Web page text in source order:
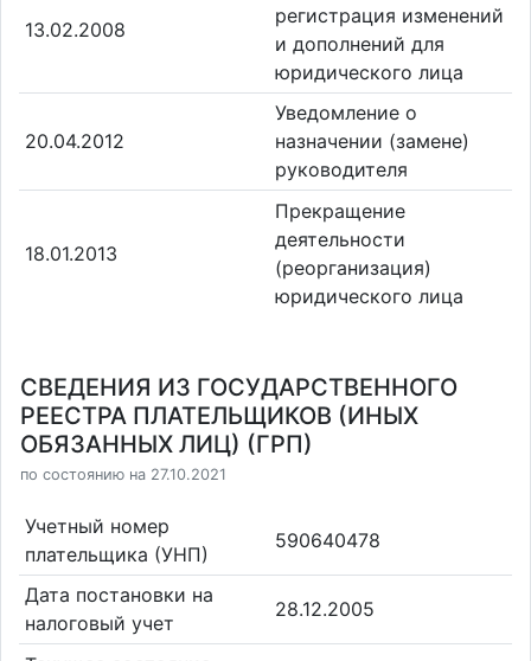
13.02.2008
регистрация изменений
и дополнений для
юридического лица
20.04.2012
Уведомление о
назначении (замене)
руководителя
18.01.2013
Прекращение
деятельности
(реорганизация)
юридического лица
СВЕДЕНИЯ ИЗ ГОСУДАРСТВЕННОГО
РЕЕСТРА ПЛАТЕЛЬЩИКОВ (ИНЫХ
ОБЯЗАННЫХ ЛИЦ) (ГРП)
по состоянию на 27.10.2021
Учетный номер
плательщика (УНП)
590640478
Дата постановки на
налоговый учет
28.12.2005